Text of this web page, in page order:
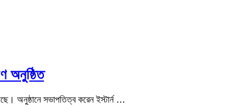
অনুষ্ঠিত
অনুষ্ঠানে সভাপতিত্ব করেন ইস্টার্ন …